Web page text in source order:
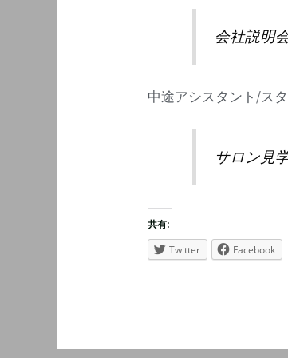
会社説明
中途アシスタント/ス
サロン見
共有:
Twitter Facebook